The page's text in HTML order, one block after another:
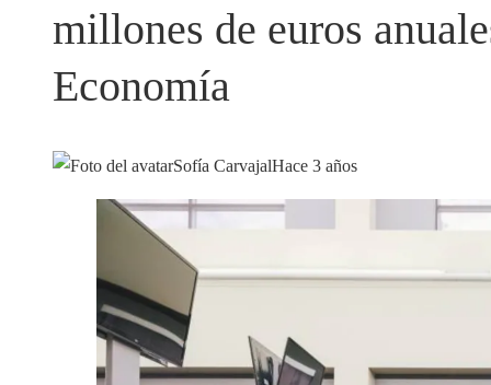
millones de euros
Economía
Sofía CarvajalHace 3 años